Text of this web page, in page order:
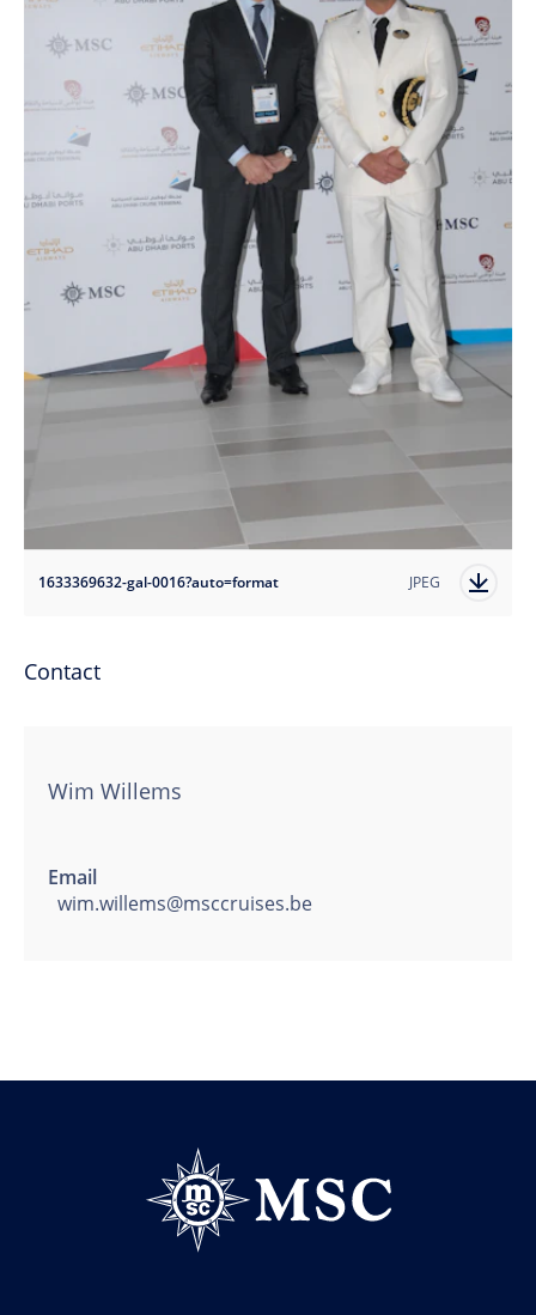
1633369632-gal-0016?auto=format JPEG
Contact
Wim Willems
Email
wim.willems@msccruises.be